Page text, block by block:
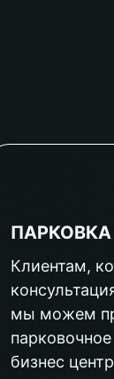
ПАРКОВКА
Клиентам,
мы можем
бизнес